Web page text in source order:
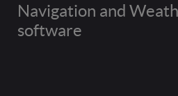
Navigation and
software